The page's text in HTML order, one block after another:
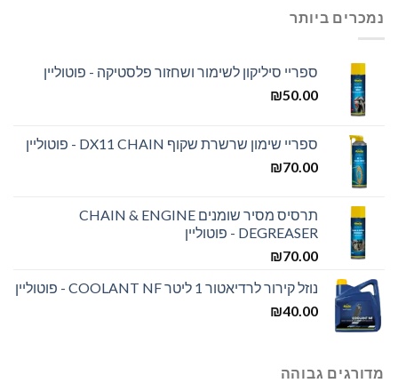
נמכרים ביותר
ספריי סיליקון לשימור ושחזור פלסטיקה - פוטוליין
₪50.00
ספריי שימון שרשרת שקוף DX11 CHAIN - פוטוליין
₪70.00
תרסיס מסיר שומנים CHAIN & ENGINE
DEGREASER - פוטוליין
₪70.00
נוזל קירור לרדיאטור 1 ליטר COOLANT NF - פוטוליין
₪40.00
מדורגים גבוהה